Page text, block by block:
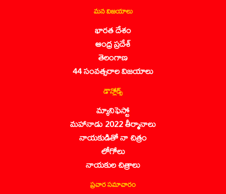
మన విజయాలు
భారత దేశం
ఆంధ్ర ప్రదేశ్
తెలంగాణ
44 సంవత్సరాల విజయాలు
డౌన్లోడ్స్
మ్యానిఫెస్టో
మహానాడు 2022 తీర్మానాలు
నాయకుడితో నా చిత్రం
లోగోలు
నాయకుల చిత్రాలు
ప్రచార సమాచారం